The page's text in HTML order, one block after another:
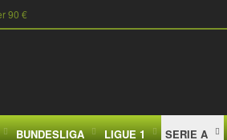
90 €
BUNDESLIGA LIGUE 1 SERIE A